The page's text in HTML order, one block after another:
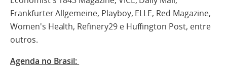
Frankfurter Allgemeine, Playboy, ELLE, Red Magazine,
Women's Health, Refinery29 e Huffington Post, entre
outros.
Agenda no Brasil: